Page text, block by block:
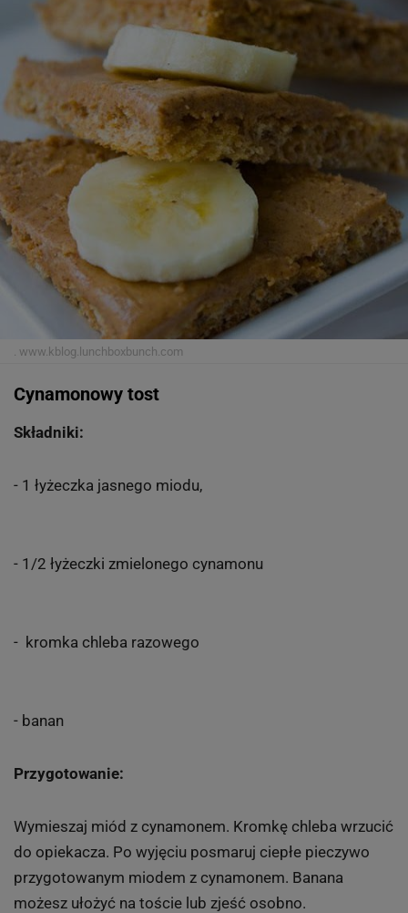
www.kblog.lunchboxbunch.com
Cynamonowy tost
Składniki:
- 1 łyżeczka jasnego miodu,
- 1/2 łyżeczki zmielonego cynamonu
- kromka chleba razowego
- banan
Przygotowanie:
Wymieszaj miód z cynamonem. Kromkę chleba wrzucić
do opiekacza. Po wyjęciu posmaruj ciepłe pieczywo
przygotowanym miodem z cynamonem. Banana
możesz ułożyć na toście lub zjeść osobno.